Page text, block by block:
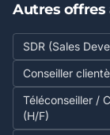
Autres offres
SDR (Sales
Conseiller
Téléconseiller /
(H/F)